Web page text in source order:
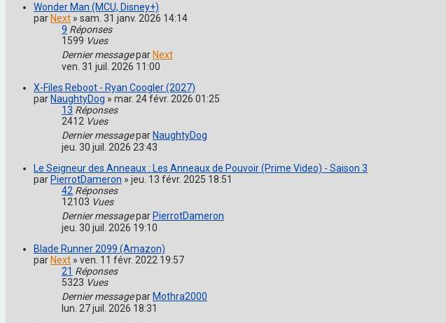
Wonder Man (MCU, Disney+)
parNext » sam. 31 janv. 2026 14:14
9 Réponses
1599 Vues
Dernier messageparNext
ven. 31 juil. 2026 11:00
X-Files Reboot - Ryan Coogler (2027)
parNaughtyDog » mar. 24 févr. 2026 01:25
13 Réponses
2412 Vues
Dernier messageparNaughtyDog
jeu. 30 juil. 2026 23:43
Le Seigneur des Anneaux : Les Anneaux de Pouvoir (Prime Video) - Saison 3
parPierrotDameron » jeu. 13 févr. 2025 18:51
42 Réponses
12103 Vues
Dernier messageparPierrotDameron
jeu. 30 juil. 2026 19:10
Blade Runner 2099 (Amazon)
parNext » ven. 11 févr. 2022 19:57
21 Réponses
5323 Vues
Dernier messageparMothra2000
lun. 27 juil. 2026 18:31